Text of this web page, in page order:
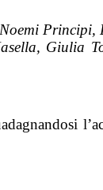
Principi,
Giulia